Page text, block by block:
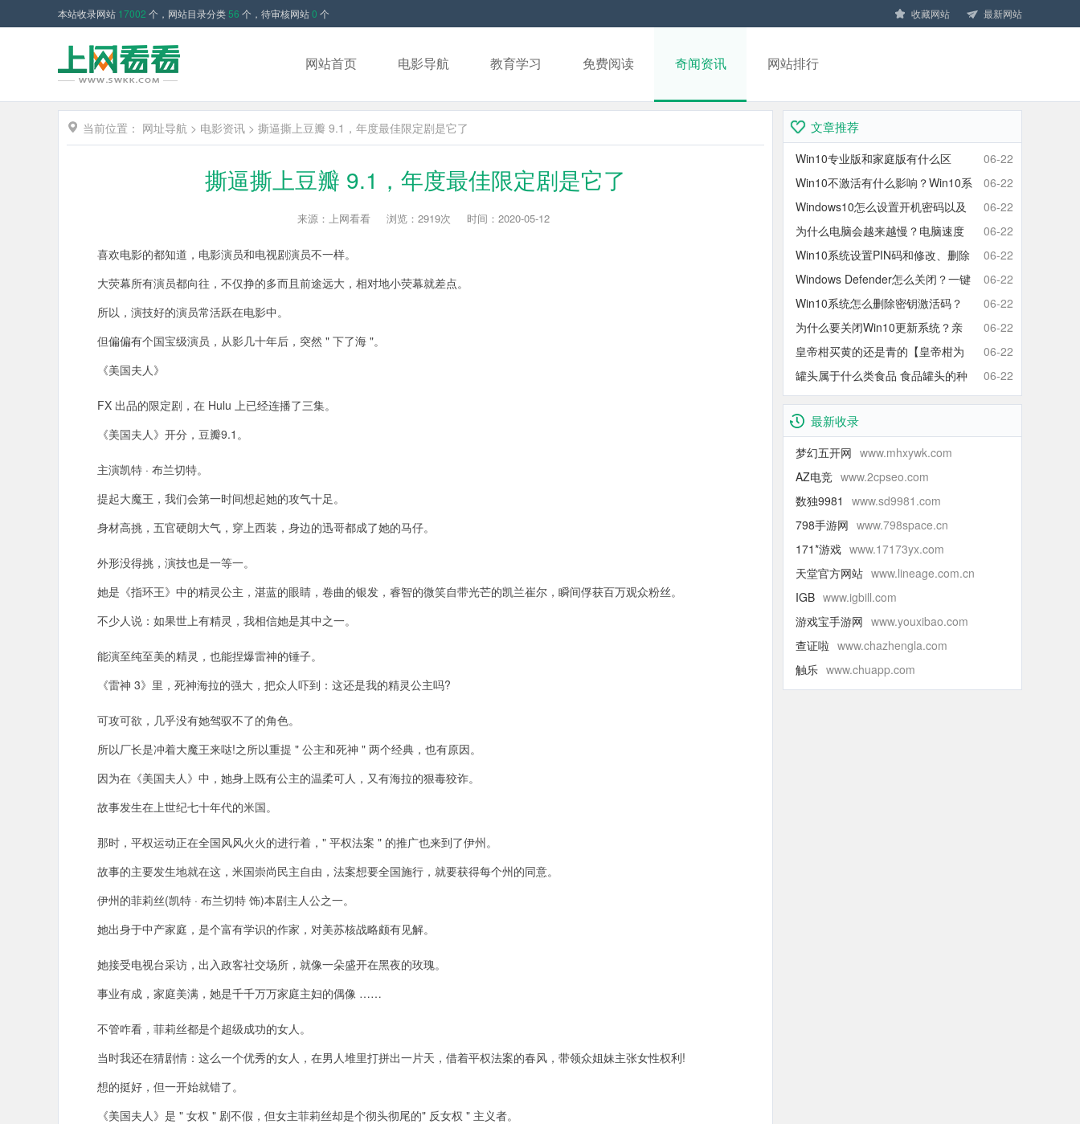
本站收录网站 17002 个，网站目录分类56 个，待审核网站0 个 收藏网站 最新网站
网站首页 电影导航 教育学习 免费阅读 奇闻资讯 网站排行
当前位置： 网址导航 > 电影资讯 > 撕逼撕上豆瓣 9.1，年度最佳限定剧是它了
撕逼撕上豆瓣 9.1，年度最佳限定剧是它了
来源：上网看看 浏览：2919次 时间：2020-05-12
喜欢电影的都知道，电影演员和电视剧演员不一样。
大荧幕所有演员都向往，不仅挣的多而且前途远大，相对地小荧幕就差点。
所以，演技好的演员常活跃在电影中。
但偏偏有个国宝级演员，从影几十年后，突然 " 下了海 "。
《美国夫人》
FX 出品的限定剧，在 Hulu 上已经连播了三集。
《美国夫人》开分，豆瓣9.1。
主演凯特 · 布兰切特。
提起大魔王，我们会第一时间想起她的攻气十足。
身材高挑，五官硬朗大气，穿上西装，身边的迅哥都成了她的马仔。
外形没得挑，演技也是一等一。
她是《指环王》中的精灵公主，湛蓝的眼睛，卷曲的银发，睿智的微笑自带光芒的凯兰崔尔，瞬间俘获百万观众粉丝。
不少人说：如果世上有精灵，我相信她是其中之一。
能演至纯至美的精灵，也能捏爆雷神的锤子。
《雷神 3》里，死神海拉的强大，把众人吓到：这还是我的精灵公主吗?
可攻可欲，几乎没有她驾驭不了的角色。
所以厂长是冲着大魔王来哒!之所以重提 " 公主和死神 " 两个经典，也有原因。
因为在《美国夫人》中，她身上既有公主的温柔可人，又有海拉的狠毒狡诈。
故事发生在上世纪七十年代的米国。
那时，平权运动正在全国风风火火的进行着，" 平权法案 " 的推广也来到了伊州。
故事的主要发生地就在这，米国崇尚民主自由，法案想要全国施行，就要获得每个州的同意。
伊州的菲莉丝(凯特 · 布兰切特 饰)本剧主人公之一。
她出身于中产家庭，是个富有学识的作家，对美苏核战略颇有见解。
她接受电视台采访，出入政客社交场所，就像一朵盛开在黑夜的玫瑰。
事业有成，家庭美满，她是千千万万家庭主妇的偶像 ……
不管咋看，菲莉丝都是个超级成功的女人。
当时我还在猜剧情：这么一个优秀的女人，在男人堆里打拼出一片天，借着平权法案的春风，带领众姐妹主张女性权利!
想的挺好，但一开始就错了。
《美国夫人》是 " 女权 " 剧不假，但女主菲莉丝却是个彻头彻尾的" 反女权 " 主义者。
文章推荐
Win10专业版和家庭版有什么区
别？Win10家庭版和专业版区别对
比
06-22
Win10不激活有什么影响？Win10系
统不激活可以使用吗？会卡吗？
06-22
Windows10怎么设置开机密码以及
取消开机密码的方法
06-22
为什么电脑会越来越慢？电脑速度
慢的原因分析及终极解决方法
06-22
Win10系统设置PIN码和修改、删除
取消PIN码的方法
06-22
Windows Defender怎么关闭？一键
彻底关闭Windows Defender方法
06-22
Win10系统怎么删除密钥激活码？
Win10卸载激活密钥的操作方法
06-22
为什么要关闭Win10更新系统？亲
测有效的Win10关闭自动更新方法
06-22
皇帝柑买黄的还是青的【皇帝柑为
什么青的还那么甜】
06-22
罐头属于什么类食品 食品罐头的种
类有哪些
06-22
最新收录
梦幻五开网 www.mhxywk.com
AZ电竞 www.2cpseo.com
数独9981
www.sd9981.com
798手游网 www.798space.cn
171*游戏 www.17173yx.com
天堂官方网站 www.lineage.com.cn
IGB www.igbill.com
游戏宝手游网 www.youxibao.com
查证啦 www.chazhengla.com
触乐 www.chuapp.com